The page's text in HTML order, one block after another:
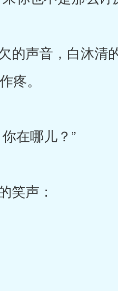
的声音，白沐清
疼。
在哪儿？”
笑声：